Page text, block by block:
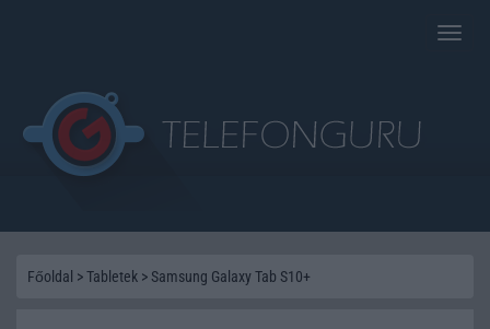
Toggle
Főoldal >Tabletek > Samsung Galaxy Tab S10+